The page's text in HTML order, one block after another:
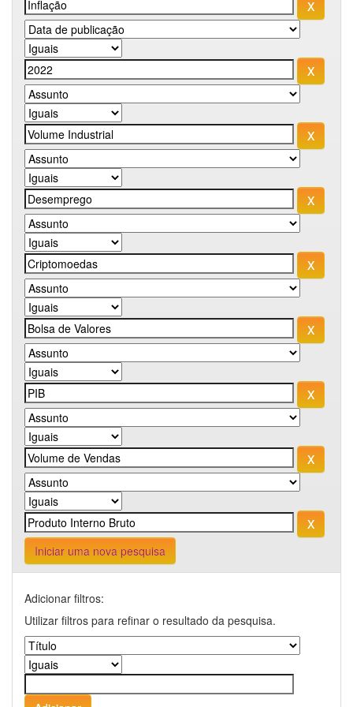
Iniciar uma nova pesquisa
Adicionar filtros:
Utilizar filtros para refinar o resultado da pesquisa.